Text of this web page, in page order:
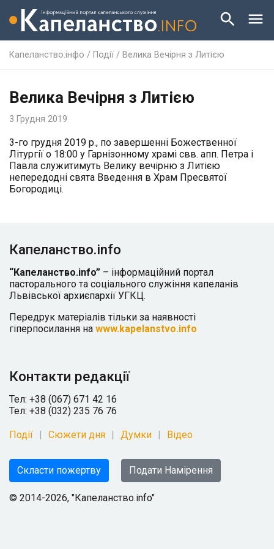
Капеланство.інфо / Події / Велика Вечірня з Литією
Велика Вечірня з Литією
3 Грудня 2019
3-го грудня 2019 р., по завершенні Божественної
Літургії о 18:00 у Гарнізонному храмі свв. апп. Петра і
Павла служитимуть Велику вечірню з Литією
непередодні свята Введення в Храм Пресвятої
Богородиці.
Капеланство.info
“Капеланство.info” – інформаційний портал
пасторального та соціального служіння капеланів
Львівської архиєпархії УГКЦ.
Передрук матеріалів тільки за наявності
гіперпосилання на www.kapelanstvo.info
Контакти редакції
Тел: +38 (067) 671 42 16
Тел: +38 (032) 235 76 76
Події Сюжети дня Думки Відео
Скласти пожертву Подати Намірення
© 2014-2026, "Капеланство.info"